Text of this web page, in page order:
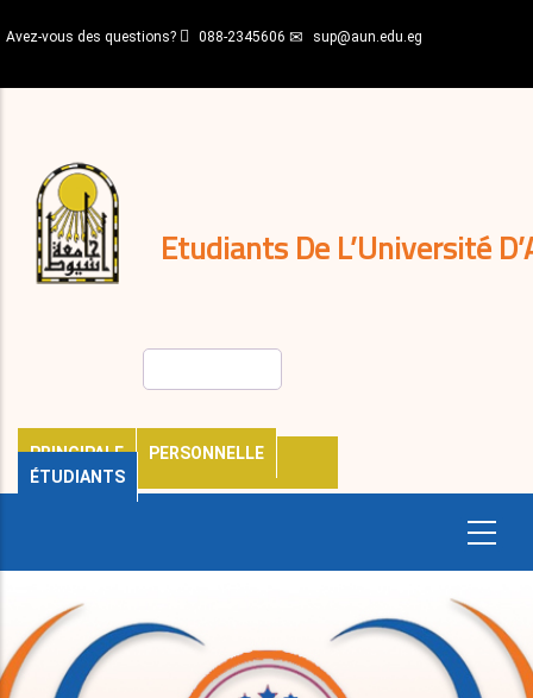
au
principal
Avez-vous des questions? 088-2345606 sup@aun.edu.eg
Etudiants De L’Université
PRINCIPALE
PERSONNELLE
ÉTUDIANTS
décisions
Expatriés
Journal